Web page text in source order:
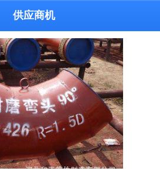
供应商机